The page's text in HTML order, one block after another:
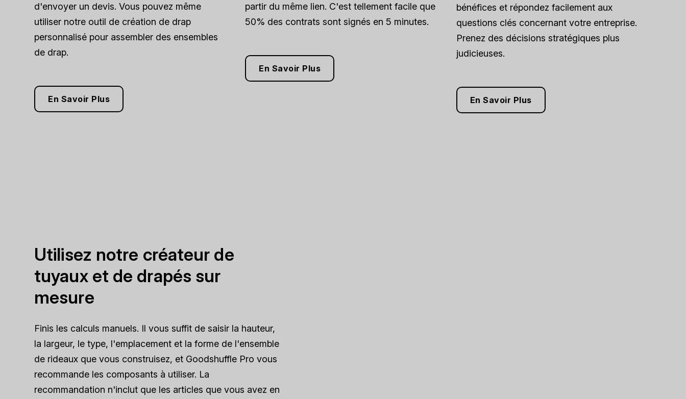
d'envoyer un devis. Vous pouvez même
utiliser notre outil de création de drap
personnalisé pour assembler des ensembles
de drap.
En Savoir Plus
partir du même lien. C'est tellement facile que
50% des contrats sont signés en 5 minutes.
En Savoir Plus
bénéfices et répondez facilement aux
questions clés concernant votre entreprise.
Prenez des décisions stratégiques plus
judicieuses.
En Savoir Plus
Utilisez notre créateur de
tuyaux et de drapés sur
mesure
Finis les calculs manuels. Il vous suffit de saisir la hauteur,
la largeur, le type, l'emplacement et la forme de l'ensemble
de rideaux que vous construisez, et Goodshuffle Pro vous
recommande les composants à utiliser. La
recommandation n'inclut que les articles que vous avez en